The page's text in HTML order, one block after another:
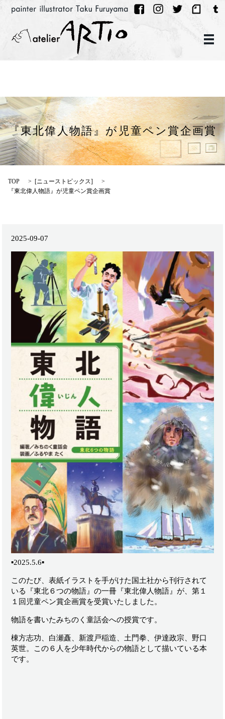
メ
『東北偉人物語』が児童ペン賞企画賞
TOP [ニューストピックス]
『東北偉人物語』が児童ペン賞企画賞
2025-09-07
▪️2025.5.6▪️
このたび、表紙イラストを手がけた国土社から刊行されて
いる『東北６つの物語』の一冊『東北偉人物語』が、第１
１回児童ペン賞企画賞を受賞いたしました。
物語を書いたみちのく童話会への授賞です。
棟方志功、白瀬矗、新渡戸稲造、土門拳、伊達政宗、野口
英世。この６人を少年時代からの物語として描いている本
です。